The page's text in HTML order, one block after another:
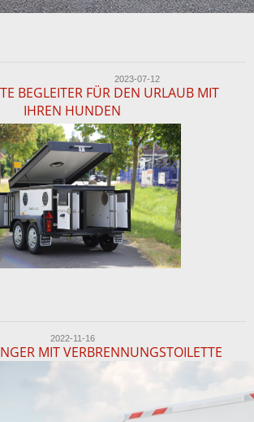
2023-07-12
BEGLEITER FÜR DEN URLAUB MIT
IHREN HUNDEN
2022-11-16
MIT VERBRENNUNGSTOILETTE